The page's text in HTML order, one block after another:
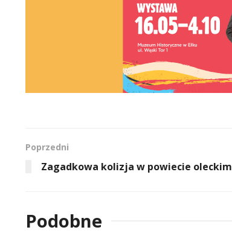
Poprzedni
Zagadkowa kolizja w powiecie oleckim
Podobne